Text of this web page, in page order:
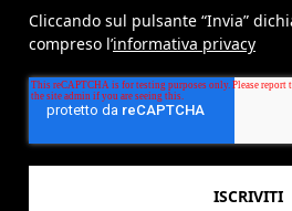
Cliccando sul pulsante “Invia”
compreso l’informativa privacy